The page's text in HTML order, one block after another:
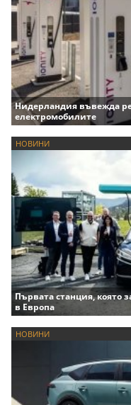
Нидерландия въвежда
електромобилите
НОВИНИ
Първата станция, която
в Европа
НОВИНИ